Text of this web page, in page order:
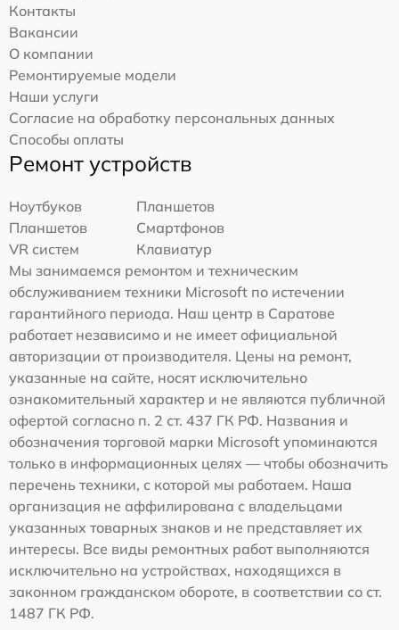
Контакты
Вакансии
О компании
Ремонтируемые модели
Наши услуги
Согласие на обработку персональных данных
Способы оплаты
Ремонт устройств
Ноутбуков
Планшетов
Планшетов
Смартфонов
VR систем
Клавиатур
Мы занимаемся ремонтом и техническим
обслуживанием техники Microsoft по истечении
гарантийного периода. Наш центр в Саратове
работает независимо и не имеет официальной
авторизации от производителя. Цены на ремонт,
указанные на сайте, носят исключительно
ознакомительный характер и не являются публичной
офертой согласно п. 2 ст. 437 ГК РФ. Названия и
обозначения торговой марки Microsoft упоминаются
только в информационных целях — чтобы обозначить
перечень техники, с которой мы работаем. Наша
организация не аффилирована с владельцами
указанных товарных знаков и не представляет их
интересы. Все виды ремонтных работ выполняются
исключительно на устройствах, находящихся в
законном гражданском обороте, в соответствии со ст.
1487 ГК РФ.